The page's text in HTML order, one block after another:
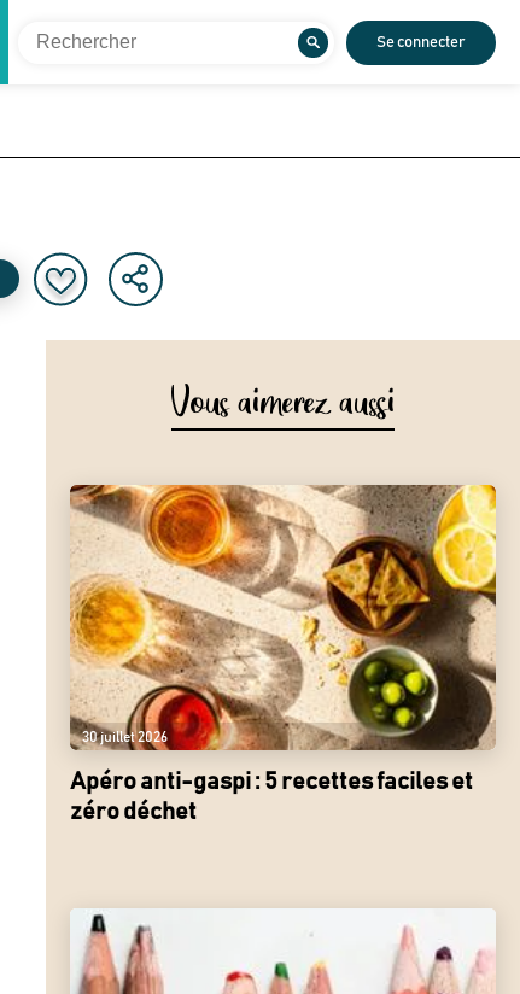
Se connecter
Vous aimerez aussi
30 juillet 2026
Apéro anti-gaspi : 5 recettes faciles et
zéro déchet